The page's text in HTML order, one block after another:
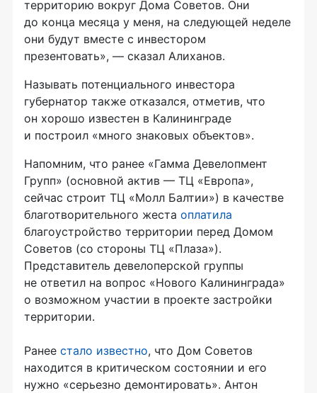
территорию вокруг Дома Советов. Они
до конца месяца у меня, на следующей неделе
они будут вместе с инвестором
презентовать», — сказал Алиханов.
Называть потенциального инвестора
губернатор также отказался, отметив, что
он хорошо известен в Калининграде
и построил «много знаковых объектов».
Напомним, что ранее «Гамма Девелопмент
Групп» (основной актив — ТЦ «Европа»,
сейчас строит ТЦ «Молл Балтии») в качестве
благотворительного жеста оплатила
благоустройство территории перед Домом
Советов (со стороны ТЦ «Плаза»).
Представитель девелоперской группы
не ответил на вопрос «Нового Калининграда»
о возможном участии в проекте застройки
территории.
Ранее стало известно, что Дом Советов
находится в критическом состоянии и его
нужно «серьезно демонтировать». Антон